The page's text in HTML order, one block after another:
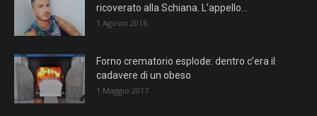
ricoverato alla Schiana. L’appello...
1 Agosto 2016
Forno crematorio esplode: dentro c’era il
cadavere di un obeso
1 Maggio 2017